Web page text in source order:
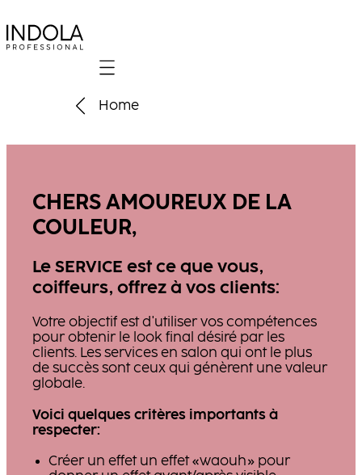
Mobile navigation
Home
CHERS AMOUREUX DE LA
COULEUR,
Le SERVICE est ce que vous,
coiffeurs, offrez à vos clients:
Votre objectif est d'utiliser vos compétences
pour obtenir le look final désiré par les
clients. Les services en salon qui ont le plus
de succès sont ceux qui génèrent une valeur
globale.
Voici quelques critères importants à
respecter:
Créer un effet un effet «waouh» pour